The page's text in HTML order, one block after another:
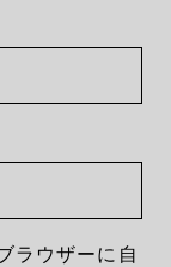
ラウザーに自